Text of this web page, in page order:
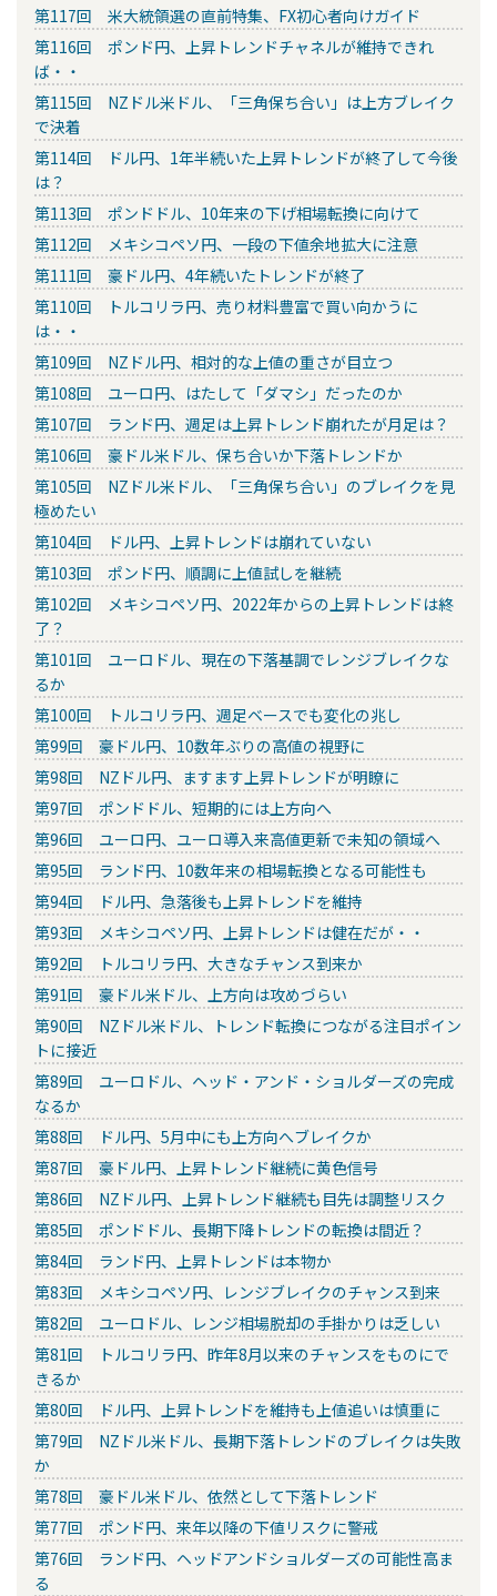
第117回 米大統領選の直前特集、FX初心者向けガイド
第116回 ポンド円、上昇トレンドチャネルが維持できれ
ば・・
第115回 NZドル米ドル、「三角保ち合い」は上方ブレイク
で決着
第114回 ドル円、1年半続いた上昇トレンドが終了して今後
は？
第113回 ポンドドル、10年来の下げ相場転換に向けて
第112回 メキシコペソ円、一段の下値余地拡大に注意
第111回 豪ドル円、4年続いたトレンドが終了
第110回 トルコリラ円、売り材料豊富で買い向かうに
は・・
第109回 NZドル円、相対的な上値の重さが目立つ
第108回 ユーロ円、はたして「ダマシ」だったのか
第107回 ランド円、週足は上昇トレンド崩れたが月足は？
第106回 豪ドル米ドル、保ち合いか下落トレンドか
第105回 NZドル米ドル、「三角保ち合い」のブレイクを見
極めたい
第104回 ドル円、上昇トレンドは崩れていない
第103回 ポンド円、順調に上値試しを継続
第102回 メキシコペソ円、2022年からの上昇トレンドは終
了？
第101回 ユーロドル、現在の下落基調でレンジブレイクな
るか
第100回 トルコリラ円、週足ベースでも変化の兆し
第99回 豪ドル円、10数年ぶりの高値の視野に
第98回 NZドル円、ますます上昇トレンドが明瞭に
第97回 ポンドドル、短期的には上方向へ
第96回 ユーロ円、ユーロ導入来高値更新で未知の領域へ
第95回 ランド円、10数年来の相場転換となる可能性も
第94回 ドル円、急落後も上昇トレンドを維持
第93回 メキシコペソ円、上昇トレンドは健在だが・・
第92回 トルコリラ円、大きなチャンス到来か
第91回 豪ドル米ドル、上方向は攻めづらい
第90回 NZドル米ドル、トレンド転換につながる注目ポイン
トに接近
第89回 ユーロドル、ヘッド・アンド・ショルダーズの完成
なるか
第88回 ドル円、5月中にも上方向へブレイクか
第87回 豪ドル円、上昇トレンド継続に黄色信号
第86回 NZドル円、上昇トレンド継続も目先は調整リスク
第85回 ポンドドル、長期下降トレンドの転換は間近？
第84回 ランド円、上昇トレンドは本物か
第83回 メキシコペソ円、レンジブレイクのチャンス到来
第82回 ユーロドル、レンジ相場脱却の手掛かりは乏しい
第81回 トルコリラ円、昨年8月以来のチャンスをものにで
きるか
第80回 ドル円、上昇トレンドを維持も上値追いは慎重に
第79回 NZドル米ドル、長期下落トレンドのブレイクは失敗
か
第78回 豪ドル米ドル、依然として下落トレンド
第77回 ポンド円、来年以降の下値リスクに警戒
第76回 ランド円、ヘッドアンドショルダーズの可能性高ま
る